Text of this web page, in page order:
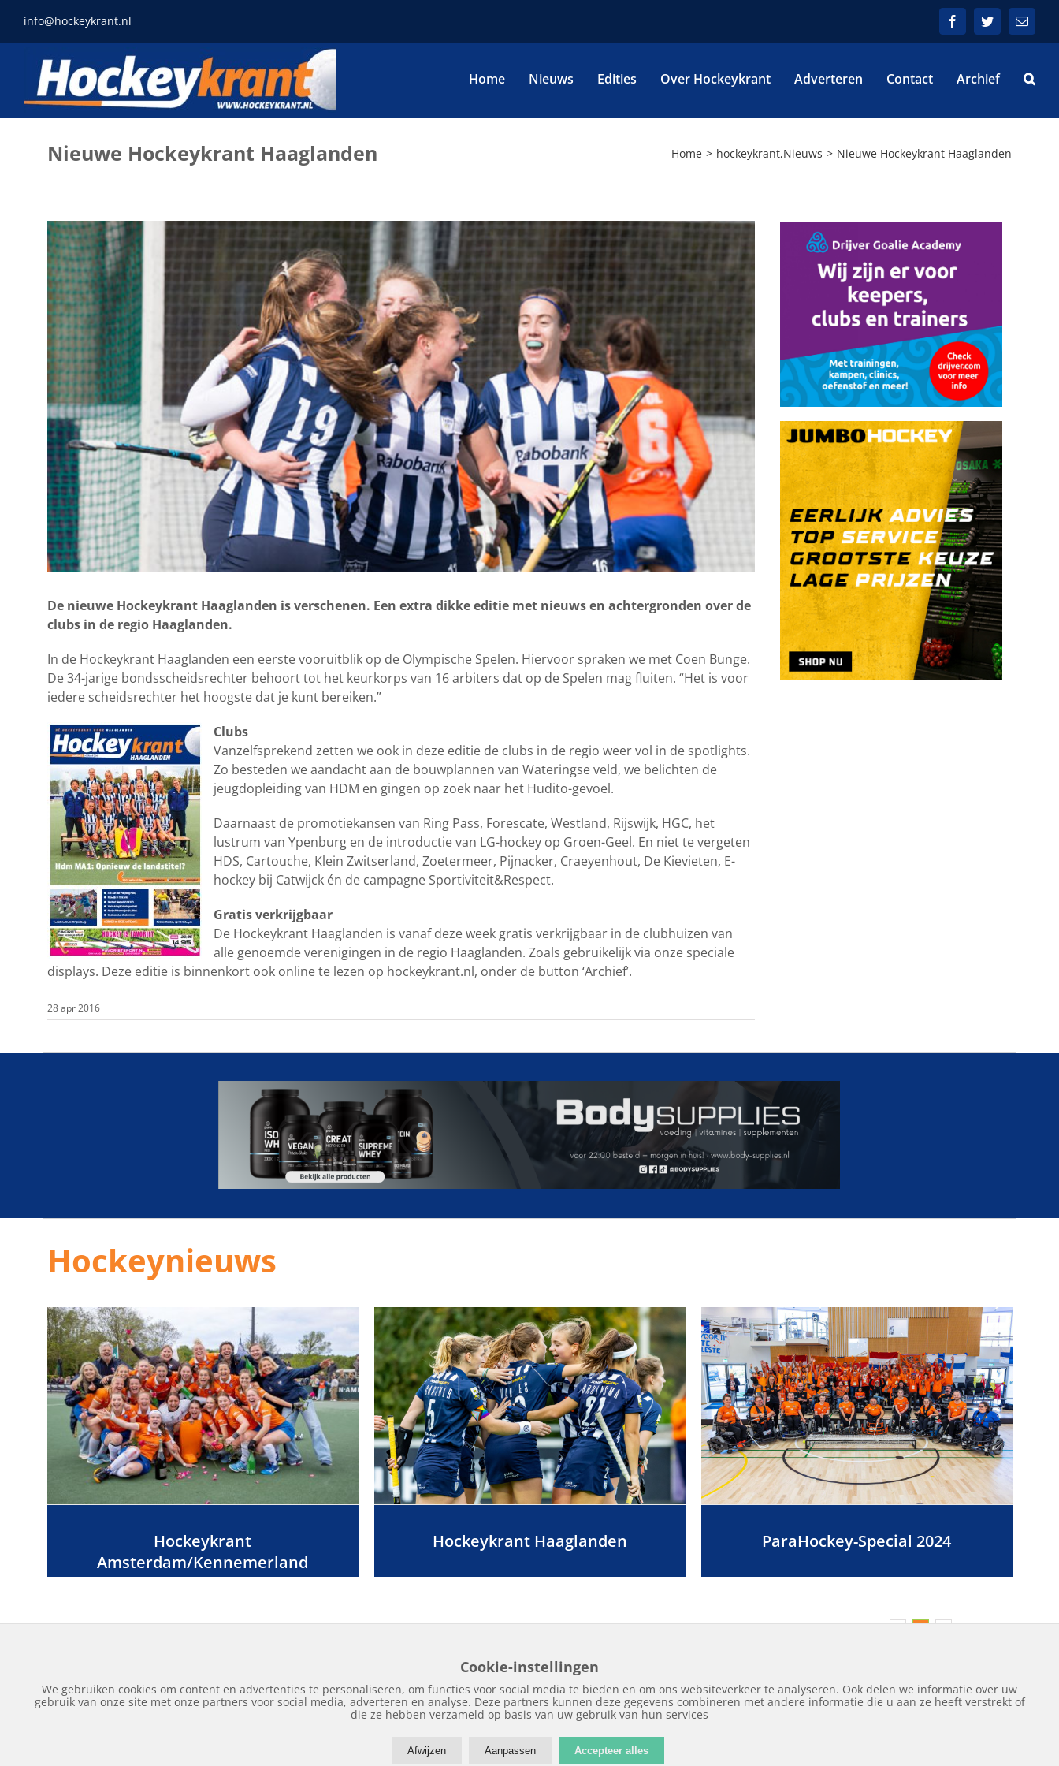
naar
inhoud
info@hockeykrant.nl FacebookTwitterE-
mail
Home Nieuws Edities Over Hockeykrant Adverteren Contact Archief
Nieuwe Hockeykrant Haaglanden Home hockeykrant,Nieuws Nieuwe Hockeykrant Haaglanden
De nieuwe Hockeykrant Haaglanden is verschenen. Een extra dikke editie met nieuws en achtergronden over de
clubs in de regio Haaglanden.
In de Hockeykrant Haaglanden een eerste vooruitblik op de Olympische Spelen. Hiervoor spraken we met Coen Bunge.
De 34-jarige bondsscheidsrechter behoort tot het keurkorps van 16 arbiters dat op de Spelen mag fluiten. “Het is voor
iedere scheidsrechter het hoogste dat je kunt bereiken.”
Clubs
Vanzelfsprekend zetten we ook in deze editie de clubs in de regio weer vol in de spotlights.
Zo besteden we aandacht aan de bouwplannen van Wateringse veld, we belichten de
jeugdopleiding van HDM en gingen op zoek naar het Hudito-gevoel.
Daarnaast de promotiekansen van Ring Pass, Forescate, Westland, Rijswijk, HGC, het
lustrum van Ypenburg en de introductie van LG-hockey op Groen-Geel. En niet te vergeten
HDS, Cartouche, Klein Zwitserland, Zoetermeer, Pijnacker, Craeyenhout, De Kievieten, E-
hockey bij Catwijck én de campagne Sportiviteit&Respect.
Gratis verkrijgbaar
De Hockeykrant Haaglanden is vanaf deze week gratis verkrijgbaar in de clubhuizen van
alle genoemde verenigingen in de regio Haaglanden. Zoals gebruikelijk via onze speciale
displays. Deze editie is binnenkort ook online te lezen op hockeykrant.nl, onder de button ‘Archief’.
28 apr 2016
Hockeynieuws
Hockeykrant
Amsterdam/Kennemerland
Hockeykrant Haaglanden ParaHockey-Special 2024
Vorige Volgende
Home Edities Over Hockeykrant Adverteren Contact Nieuws Archief
Copyright © 2018 | Hockeykrant.nl | Realisatie:
Cookie-instellingen
We gebruiken cookies om content en advertenties te personaliseren, om functies voor social media te bieden en om ons websiteverkeer te analyseren. Ook delen we informatie over uw
gebruik van onze site met onze partners voor social media, adverteren en analyse. Deze partners kunnen deze gegevens combineren met andere informatie die u aan ze heeft verstrekt of
die ze hebben verzameld op basis van uw gebruik van hun services
Afwijzen Aanpassen Accepteer alles